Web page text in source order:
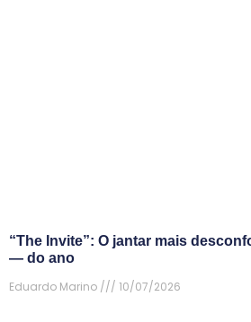
“The Invite”: O jantar mais
— do ano
Eduardo Marino
10/07/2026